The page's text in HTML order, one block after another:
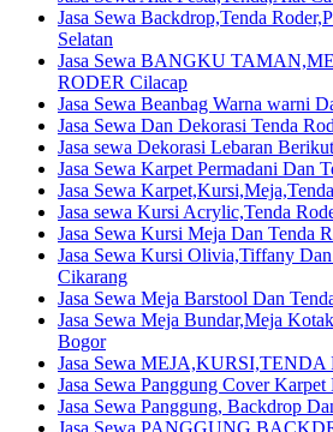
Jasa Sewa Backdrop,Tenda
Selatan
Jasa Sewa BANGKU
RODER Cilacap
Jasa Sewa Beanbag Warna warni
Jasa Sewa Dan Dekorasi Tenda
Jasa sewa Dekorasi Lebaran
Jasa Sewa Karpet Permadani Dan
Jasa Sewa
Jasa sewa Kursi Acrylic,Tenda
Jasa Sewa Kursi Meja Dan Tenda
Jasa Sewa Kursi Olivia,Tiffany
Cikarang
Jasa Sewa Meja Barstool Dan
Jasa Sewa Meja Bundar,Meja
Bogor
Jasa Sewa MEJA,KURSI,TENDA
Jasa Sewa Panggung Cover Karpet
Jasa Sewa Panggung, Backdrop
Jasa Sewa